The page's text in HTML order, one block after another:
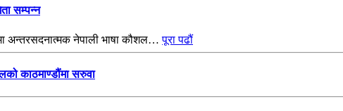
सम्पन्न
अन्तरसदनात्मक नेपाली भाषा कौशल…पूरा पढौं
काठमाण्डौंमा सरुवा